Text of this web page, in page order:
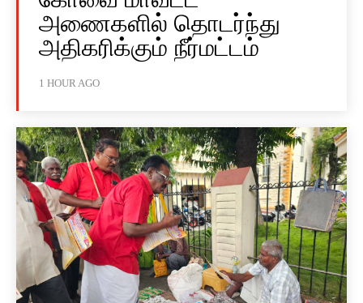
அணைகளில் தொடர்ந்து
அதிகரிக்கும் நீர்மட்டம்
1 HOUR AGO